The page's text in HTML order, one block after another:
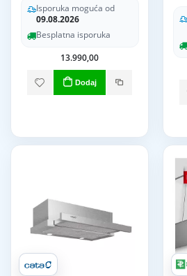
Isporuka moguća od
09.08.2026
Besplatna isporuka
13.990,00
Dodaj